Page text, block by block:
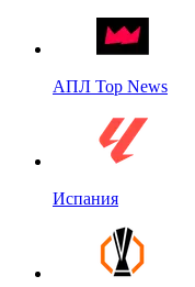
АПЛ Top News
Испания